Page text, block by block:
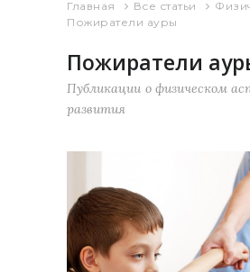
Главная Все статьи
Пожиратели ауры
Пожиратели
Публикации о физическом
развития